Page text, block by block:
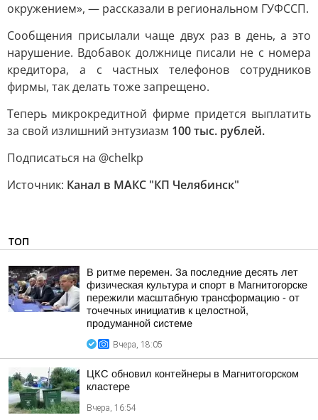
окружением», — рассказали в региональном ГУФССП.
Сообщения присылали чаще двух раз в день, а это
нарушение. Вдобавок должнице писали не с номера
кредитора, а с частных телефонов сотрудников
фирмы, так делать тоже запрещено.
Теперь микрокредитной фирме придется выплатить
за свой излишний энтузиазм 100 тыс. рублей.
Подписаться на @chelkp
Источник: Канал в МАКС "КП Челябинск"
ТОП
В ритме перемен. За последние десять лет
физическая культура и спорт в Магнитогорске
пережили масштабную трансформацию - от
точечных инициатив к целостной,
продуманной системе
Вчера, 18:05
ЦКС обновил контейнеры в Магнитогорском
кластере
Вчера, 16:54